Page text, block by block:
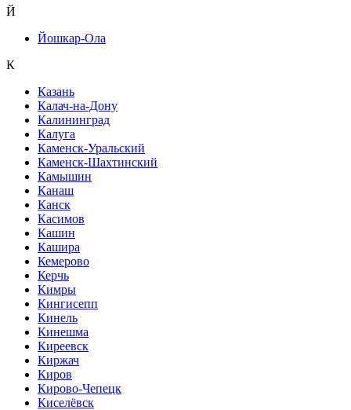
Й
Йошкар-Ола
К
Казань
Калач-на-Дону
Калининград
Калуга
Каменск-Уральский
Каменск-Шахтинский
Камышин
Канаш
Канск
Касимов
Кашин
Кашира
Кемерово
Керчь
Кимры
Кингисепп
Кинель
Кинешма
Киреевск
Киржач
Киров
Кирово-Чепецк
Киселёвск